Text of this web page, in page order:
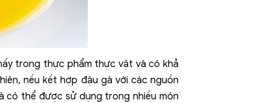
trong thực phẩm thực vật và có khả
nếu kết hợp đậu gà với các nguồn
có thể được sử dụng trong nhiều món